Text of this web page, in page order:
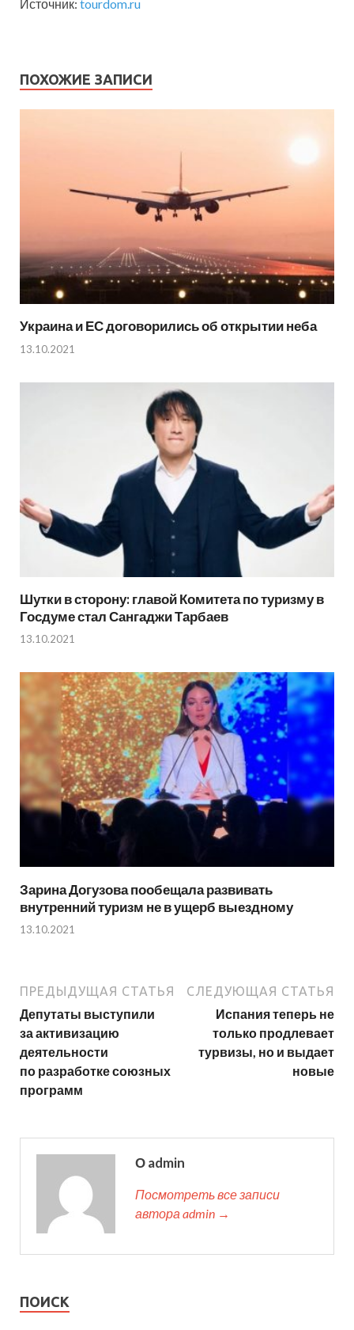
Источник: tourdom.ru
ПОХОЖИЕ ЗАПИСИ
Украина и ЕС договорились об открытии неба
13.10.2021
Шутки в сторону: главой Комитета по туризму в
Госдуме стал Сангаджи Тарбаев
13.10.2021
Зарина Догузова пообещала развивать
внутренний туризм не в ущерб выездному
13.10.2021
ПРЕДЫДУЩАЯ СТАТЬЯ
Депутаты выступили
за активизацию
деятельности
по разработке союзных
программ
СЛЕДУЮЩАЯ СТАТЬЯ
Испания теперь не
только продлевает
турвизы, но и выдает
новые
О admin
Посмотреть все записи
автора admin →
ПОИСК